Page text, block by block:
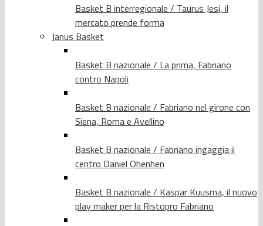
Basket B interregionale / Taurus Jesi, il
mercato prende forma
Janus Basket
Basket B nazionale / La prima, Fabriano
contro Napoli
Basket B nazionale / Fabriano nel girone con
Siena, Roma e Avellino
Basket B nazionale / Fabriano ingaggia il
centro Daniel Ohenhen
Basket B nazionale / Kaspar Kuusma, il nuovo
play maker per la Ristopro Fabriano